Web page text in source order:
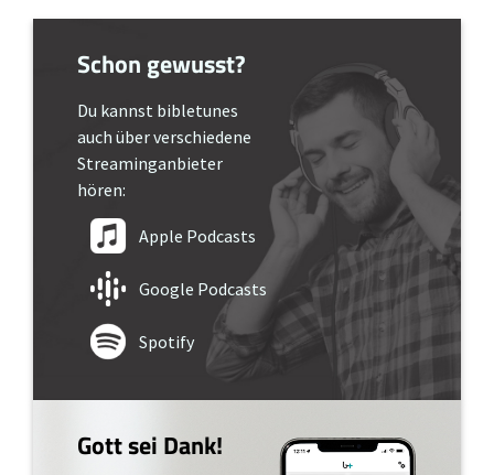
Schon gewusst?
Du kannst bibletunes
auch über verschiedene
Streaminganbieter
hören:
Apple Podcasts
Google Podcasts
Spotify
Gott sei Dank!